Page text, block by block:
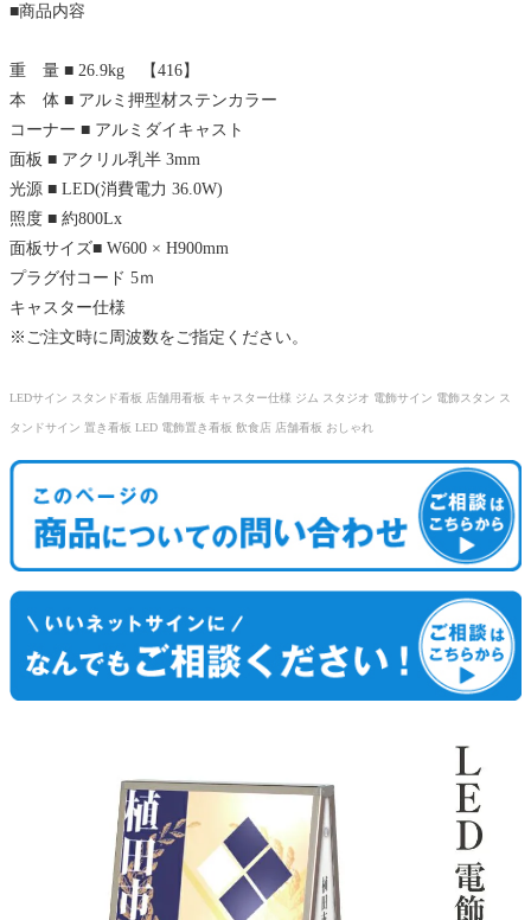
■商品内容
重 量 ■ 26.9kg 【416】
本 体 ■ アルミ押型材ステンカラー
コーナー ■ アルミダイキャスト
面板 ■ アクリル乳半 3mm
光源 ■ LED(消費電力 36.0W)
照度 ■ 約800Lx
面板サイズ■ W600 × H900mm
プラグ付コード 5ｍ
キャスター仕様
※ご注文時に周波数をご指定ください。
LEDサイン スタンド看板 店舗用看板 キャスター仕様 ジム スタジオ 電飾サイン 電飾スタン ス
タンドサイン 置き看板 LED 電飾置き看板 飲食店 店舗看板 おしゃれ